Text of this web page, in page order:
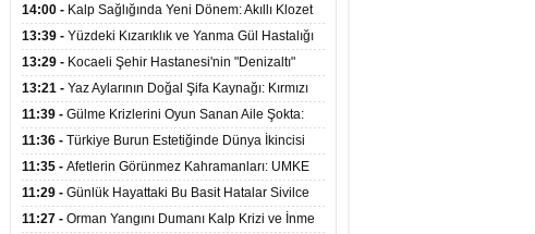
Düşürüyor: 40 Derecede Güvenli Sürüş Süresi 53
Dakikaya İniyor
14:00 - Kalp Sağlığında Yeni Dönem: Akıllı Klozet
Kapağı 30 Saniyede Ritim Bozukluğunu Tespit
Ediyor
13:39 - Yüzdeki Kızarıklık ve Yanma Gül Hastalığı
(Rozasea) Belirtisi Olabilir
13:29 - Kocaeli Şehir Hastanesi'nin "Denizaltı"
Görünümlü Ünitesi Hastalara Umut Oluyor
13:21 - Yaz Aylarının Doğal Şifa Kaynağı: Kırmızı
Meyveler Bağışıklığı ve Kalbi Koruyor
11:39 - Gülme Krizlerini Oyun Sanan Aile Şokta:
3,5 Yaşındaki Çocuk 8 Kez Felç Geçirdi
11:36 - Türkiye Burun Estetiğinde Dünya İkincisi
Oldu
11:35 - Afetlerin Görünmez Kahramanları: UMKE
Dev Kadrosuyla Görev Başında
11:29 - Günlük Hayattaki Bu Basit Hatalar Sivilce
Oluşumunu Tetikliyor
11:27 - Orman Yangını Dumanı Kalp Krizi ve İnme